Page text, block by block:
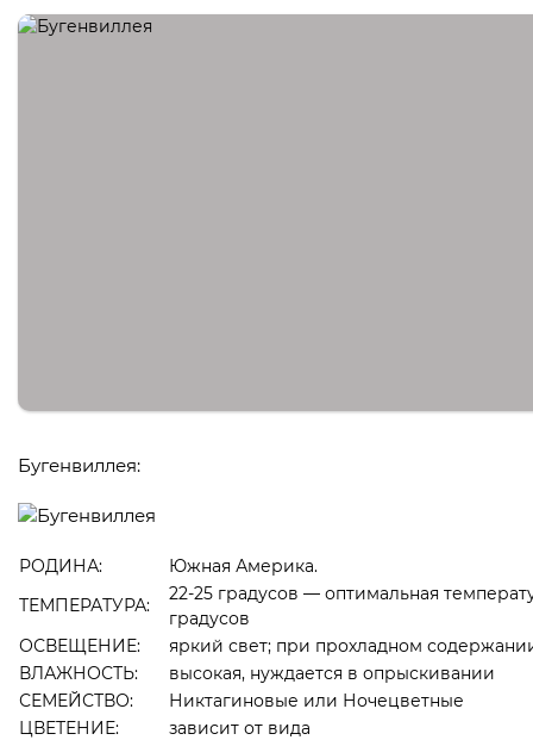
Бугенвиллея:
РОДИНА:
Южная Америка.
ТЕМПЕРАТУРА:
22-25 градусов — оптимальная
градусов
ОСВЕЩЕНИЕ:
яркий свет; при прохладном
ВЛАЖНОСТЬ:
высокая, нуждается в опрыскивании
СЕМЕЙСТВО:
Никтагиновые или Ночецветные
ЦВЕТЕНИЕ:
зависит от вида